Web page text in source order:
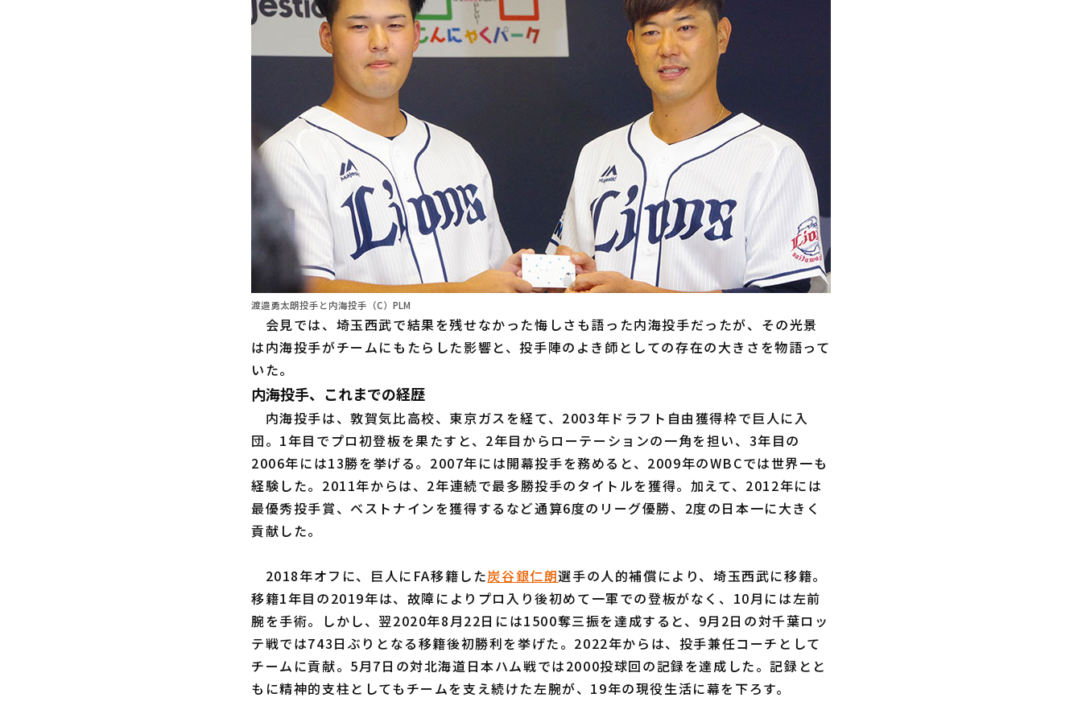
渡邉勇太朗投手と内海投手（C）PLM
会見では、埼玉西武で結果を残せなかった悔しさも語った内海投手だったが、その光景
は内海投手がチームにもたらした影響と、投手陣のよき師としての存在の大きさを物語って
いた。
内海投手、これまでの経歴
内海投手は、敦賀気比高校、東京ガスを経て、2003年ドラフト自由獲得枠で巨人に入
団。1年目でプロ初登板を果たすと、2年目からローテーションの一角を担い、3年目の
2006年には13勝を挙げる。2007年には開幕投手を務めると、2009年のWBCでは世界一も
経験した。2011年からは、2年連続で最多勝投手のタイトルを獲得。加えて、2012年には
最優秀投手賞、ベストナインを獲得するなど通算6度のリーグ優勝、2度の日本一に大きく
貢献した。
2018年オフに、巨人にFA移籍した炭谷銀仁朗選手の人的補償により、埼玉西武に移籍。
移籍1年目の2019年は、故障によりプロ入り後初めて一軍での登板がなく、10月には左前
腕を手術。しかし、翌2020年8月22日には1500奪三振を達成すると、9月2日の対千葉ロッ
テ戦では743日ぶりとなる移籍後初勝利を挙げた。2022年からは、投手兼任コーチとして
チームに貢献。5月7日の対北海道日本ハム戦では2000投球回の記録を達成した。記録とと
もに精神的支柱としてもチームを支え続けた左腕が、19年の現役生活に幕を下ろす。